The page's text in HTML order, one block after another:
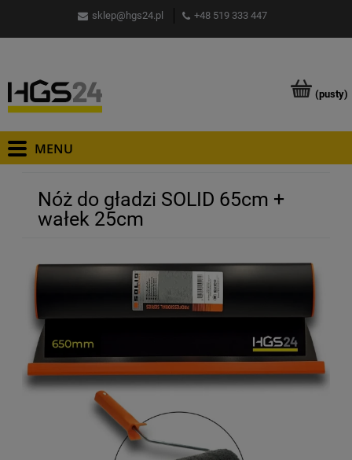
sklep@hgs24.pl +48 519 333 447
(pusty)
Nóż do gładzi SOLID 65cm +
wałek 25cm